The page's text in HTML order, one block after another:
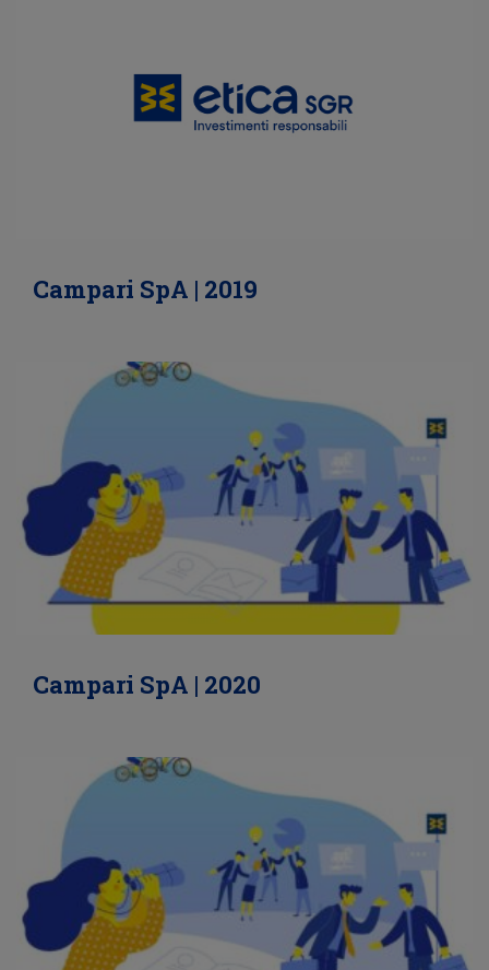
Campari SpA | 2019
Campari SpA | 2020